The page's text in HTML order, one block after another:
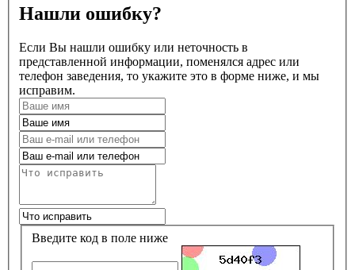
Нашли ошибку?
Если Вы нашли ошибку или неточность в
представленной информации, поменялся адрес или
телефон заведения, то укажите это в форме ниже, и мы
исправим.
Введите код в поле ниже